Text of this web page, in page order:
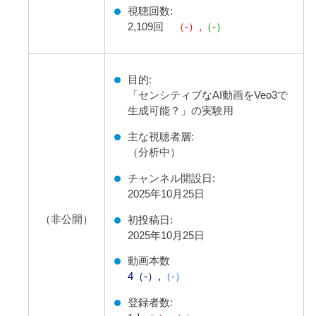
視聴回数:
2,109回
（-）, （-）
（非公開）
目的:
「センシティブなAI動画をVeo3で
生成可能？」の実験用
主な視聴者層:
（分析中）
チャンネル開設日:
2025年10月25日
初投稿日:
2025年10月25日
動画本数
4 （-）, （-）
登録者数: